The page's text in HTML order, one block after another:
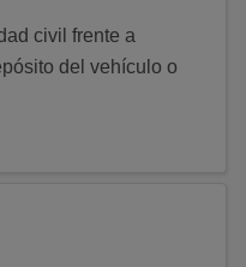
civil frente a
del vehículo o